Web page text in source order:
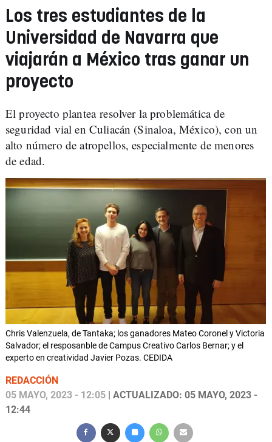
Los tres estudiantes de la
Universidad de Navarra que
viajarán a México tras ganar un
proyecto
El proyecto plantea resolver la problemática de
seguridad vial en Culiacán (Sinaloa, México), con un
alto número de atropellos, especialmente de menores
de edad.
Chris Valenzuela, de Tantaka; los ganadores Mateo Coronel y Victoria
Salvador; el resposanble de Campus Creativo Carlos Bernar; y el
experto en creatividad Javier Pozas. CEDIDA
REDACCIÓN
05 MAYO, 2023 - 12:05 | ACTUALIZADO: 05 MAYO, 2023 -
12:44